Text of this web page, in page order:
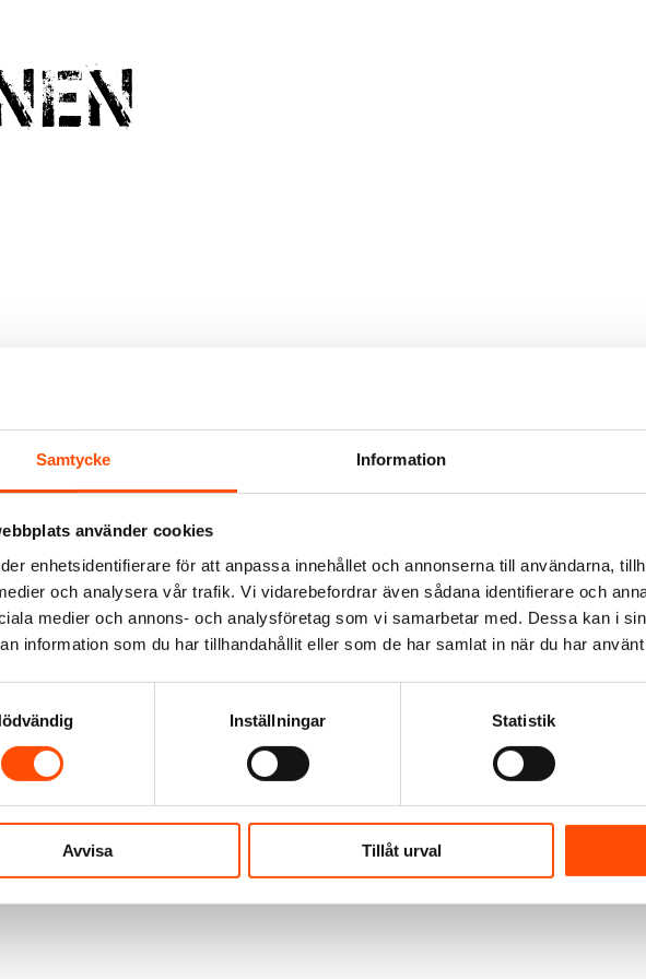
Samtycke Information
använder cookies
enhetsidentifierare för att anpassa innehållet och annonserna till användarna,
och analysera vår trafik. Vi vidarebefordrar även sådana identifierare och
medier och annons- och analysföretag som vi samarbetar med. Dessa kan i
information som du har tillhandahållit eller som de har samlat in när du har
Inställningar Statistik
Avvisa Tillåt urval